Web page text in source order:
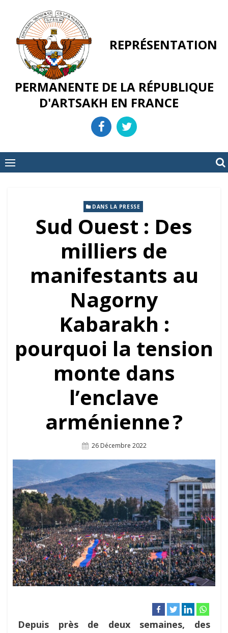
content
REPRÉSENTATION
PERMANENTE DE LA RÉPUBLIQUE
D'ARTSAKH EN FRANCE
DANS LA PRESSE
Sud Ouest : Des
milliers de
manifestants au
Nagorny
Kabarakh :
pourquoi la tension
monte dans
l’enclave
arménienne ?
Posted
26 Décembre 2022
Depuis près de deux semaines, des